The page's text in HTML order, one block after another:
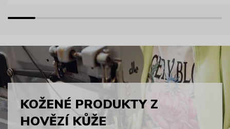
KOŽENÉ PRODUKTY Z
HOVĚZÍ KŮŽE